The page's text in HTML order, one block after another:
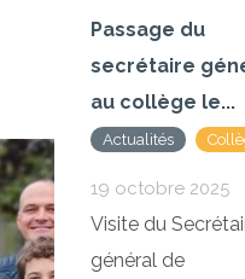
Passage du
secrétaire
au collège le...
Actualités
19 octobre 2025
Visite du
général de